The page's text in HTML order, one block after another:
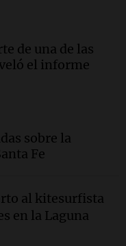
que
primer
Jorge, no sé si
llegó"
argentino de
con Rony
de una de las
el informe
sobre la
Fe
al kitesurfista
en la Laguna